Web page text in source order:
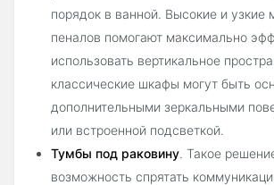
порядок в ванной. Высокие и узкие
пеналов помогают максимально
использовать вертикальное
классические шкафы могут быть
дополнительными зеркальными
или встроенной подсветкой.
Тумбы под раковину. Такое
возможность спрятать